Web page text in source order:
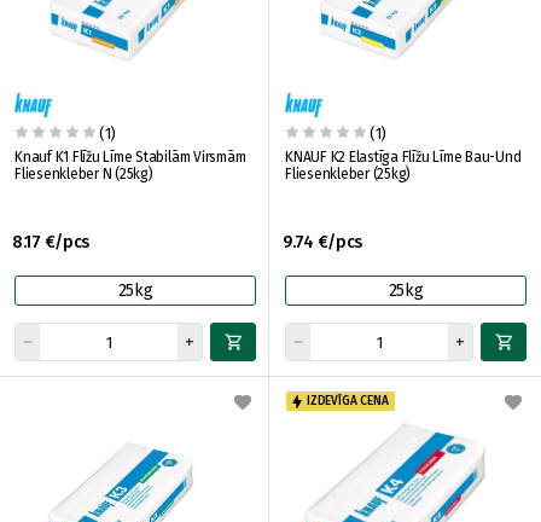
(1)
Knauf K1 Flīžu Līme Stabilām Virsmām
Fliesenkleber N (25kg)
8.17 €/pcs
25kg
(1)
KNAUF K2 Elastīga Flīžu Līme Bau-Und
Fliesenkleber (25kg)
9.74 €/pcs
25kg
IZDEVĪGA CENA